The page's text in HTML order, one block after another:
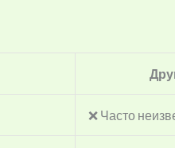
❌ Часто